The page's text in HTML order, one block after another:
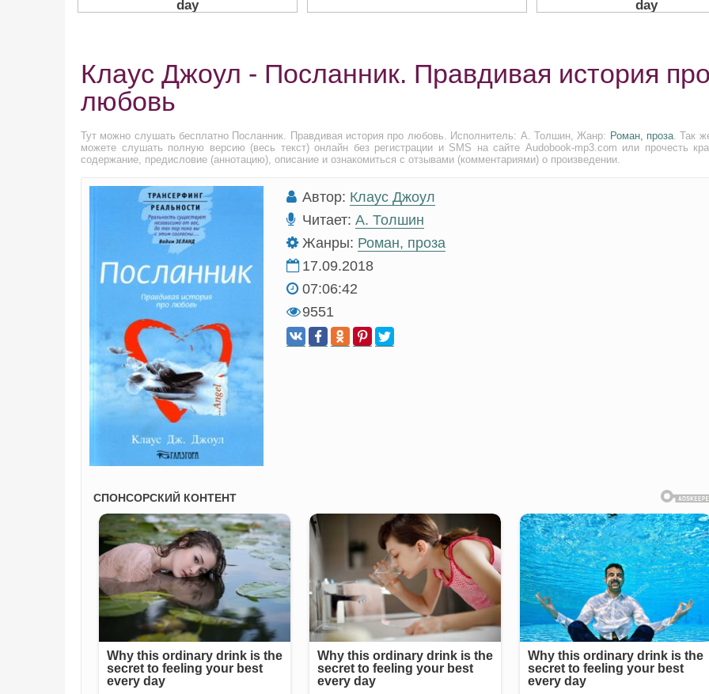
Клаус Джоул - Посланник. Правдивая история
любовь
Тут можно слушать бесплатно Посланник. Правдивая история про любовь. Исполнитель: А. Толшин, Жанр: Роман, проза. Так
можете слушать полную версию (весь текст) онлайн без регистрации и SMS на сайте Audobook-mp3.com или прочесть
содержание, предисловие (аннотацию), описание и ознакомиться с отзывами (комментариями) о произведении.
Автор: Клаус Джоул
Читает: А. Толшин
Жанры: Роман, проза
17.09.2018
07:06:42
9551